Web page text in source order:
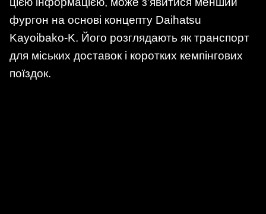
фургон на основі концепту Daihatsu
Kayoibako-K. Його розглядають як транспорт
для міських доставок і коротких кемпінгових
поїздок.